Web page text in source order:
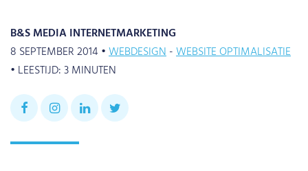
B&S MEDIA INTERNETMARKETING
8 SEPTEMBER 2014 •WEBDESIGN WEBSITE OPTIMALISATIE
• LEESTIJD:3MINUTEN